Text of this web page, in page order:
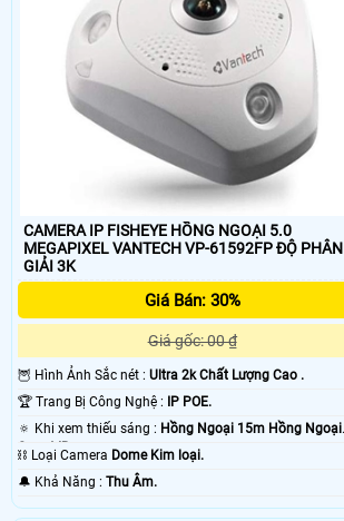
CAMERA IP FISHEYE HỒNG NGOẠI 5.0
MEGAPIXEL VANTECH VP-61592FP ĐỘ PHÂN
GIẢI 3K
Giá Bán: 30%
Giá gốc: 00 ₫
🦉 Hình Ảnh Sắc nét : Ultra 2k Chất Lượng Cao .
🏆 Trang Bị Công Nghệ : IP POE.
🔅 Khi xem thiếu sáng : Hồng Ngoại 15m Hồng Ngoại
Smart IR.
⛓ Loại Camera Dome Kim loại.
️🔔 Khả Năng : Thu Âm.